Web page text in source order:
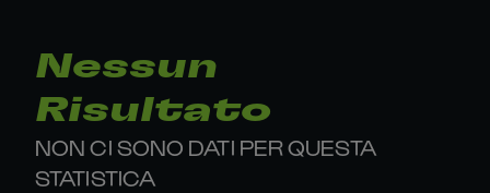
Nessun
Risultato
NON CI SONO DATI PER QUESTA
STATISTICA